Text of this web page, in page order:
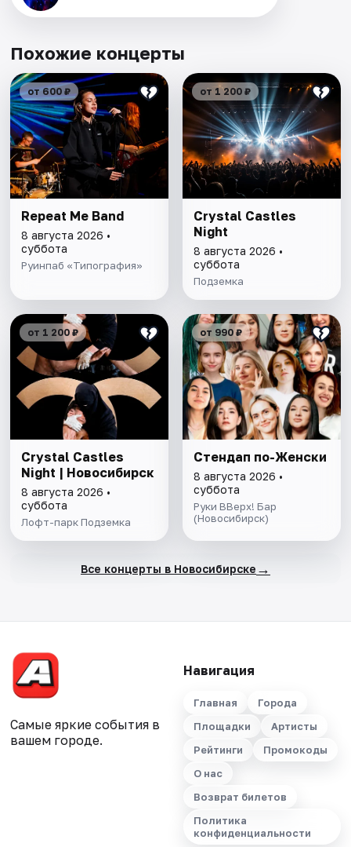
Похожие концерты
от 600 ₽
Repeat Me Band
8 августа 2026 •
суббота
Руинпаб «Типография»
от 1 200 ₽
Сrystal Castles
Night
8 августа 2026 •
суббота
Подземка
от 1 200 ₽
Сrystal Castles
Night | Новосибирск
8 августа 2026 •
суббота
Лофт-парк Подземка
от 990 ₽
Стендап по-Женски
8 августа 2026 •
суббота
Руки ВВерх! Бар
(Новосибирск)
Все концерты в Новосибирске →
Самые яркие события в
вашем городе.
Навигация
Главная
Города
Площадки
Артисты
Рейтинги
Промокоды
О нас
Возврат билетов
Политика
конфиденциальности